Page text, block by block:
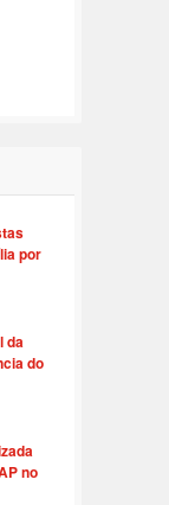
por
da
do
no